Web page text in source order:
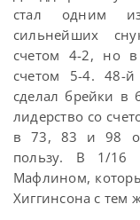
стал одним
сильнейших
счетом 4-2, но
счетом 5-4. 48-
сделал брейки в
лидерство со
в 73, 83 и 98
пользу. В 1/16
Мафлином,
Хиггинсона с тем